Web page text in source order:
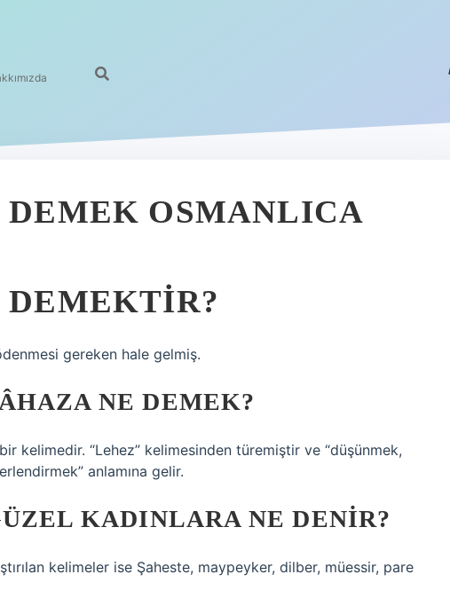
DEMEK OSMANLICA
DEMEKTIR?
gereken hale gelmiş.
NE DEMEK?
kelimedir. “Lehez” kelimesinden türemiştir ve “düşünmek,
anlamına gelir.
KADINLARA NE DENIR?
kelimeler ise Şaheste, maypeyker, dilber, müessir, pare